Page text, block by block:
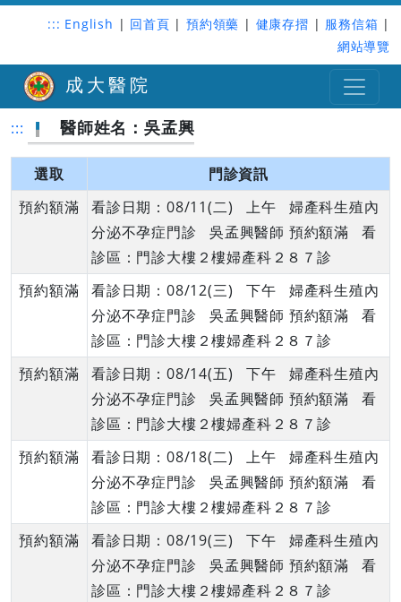
::: English | 回首頁 | 預約領藥 | 健康存摺 | 服務信箱 |
網站導覽
成大醫院
::: 醫師姓名：吳孟興
選取
門診資訊
預約額滿
看診日期：08/11(二) 上午 婦產科生殖內
分泌不孕症門診 吳孟興醫師 預約額滿 看
診區：門診大樓２樓婦產科２８７診
預約額滿
看診日期：08/12(三) 下午 婦產科生殖內
分泌不孕症門診 吳孟興醫師 預約額滿 看
診區：門診大樓２樓婦產科２８７診
預約額滿
看診日期：08/14(五) 下午 婦產科生殖內
分泌不孕症門診 吳孟興醫師 預約額滿 看
診區：門診大樓２樓婦產科２８７診
預約額滿
看診日期：08/18(二) 上午 婦產科生殖內
分泌不孕症門診 吳孟興醫師 預約額滿 看
診區：門診大樓２樓婦產科２８７診
預約額滿
看診日期：08/19(三) 下午 婦產科生殖內
分泌不孕症門診 吳孟興醫師 預約額滿 看
診區：門診大樓２樓婦產科２８７診